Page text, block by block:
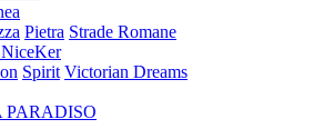
Pietra Strade Romane
Spirit Victorian Dreams
PARADISO